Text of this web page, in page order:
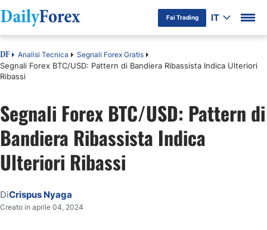
Fai Trading IT
DF Analisi Tecnica Segnali Forex Gratis
Segnali Forex BTC/USD: Pattern di Bandiera Ribassista Indica Ulteriori
Ribassi
Segnali Forex BTC/USD: Pattern di
Bandiera Ribassista Indica
Ulteriori Ribassi
DiCrispus Nyaga
Creato in aprile 04, 2024